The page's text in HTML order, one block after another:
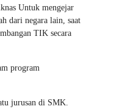
Untuk mengejar
dari negara lain, saat
TIK secara
program
jurusan di SMK.